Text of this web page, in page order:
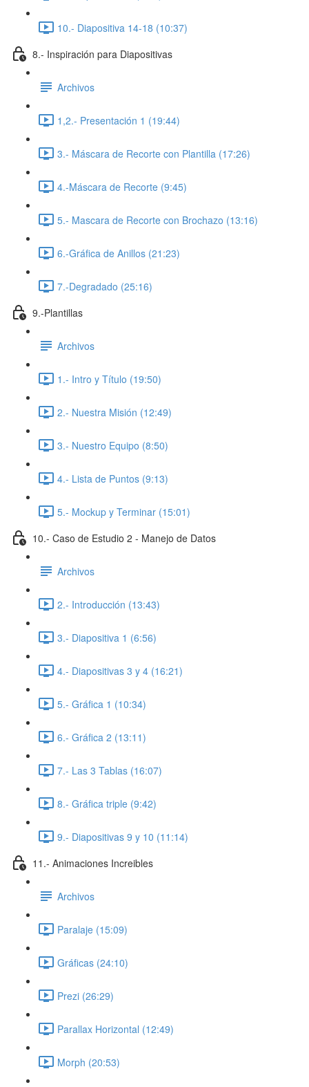
10.- Diapositiva 14-18 (10:37)
8.- Inspiración para Diapositivas
Archivos
1,2.- Presentación 1 (19:44)
3.- Máscara de Recorte con Plantilla (17:26)
4.-Máscara de Recorte (9:45)
5.- Mascara de Recorte con Brochazo (13:16)
6.-Gráfica de Anillos (21:23)
7.-Degradado (25:16)
9.-Plantillas
Archivos
1.- Intro y Título (19:50)
2.- Nuestra Misión (12:49)
3.- Nuestro Equipo (8:50)
4.- Lista de Puntos (9:13)
5.- Mockup y Terminar (15:01)
10.- Caso de Estudio 2 - Manejo de Datos
Archivos
2.- Introducción (13:43)
3.- Diapositiva 1 (6:56)
4.- Diapositivas 3 y 4 (16:21)
5.- Gráfica 1 (10:34)
6.- Gráfica 2 (13:11)
7.- Las 3 Tablas (16:07)
8.- Gráfica triple (9:42)
9.- Diapositivas 9 y 10 (11:14)
11.- Animaciones Increibles
Archivos
Paralaje (15:09)
Gráficas (24:10)
Prezi (26:29)
Parallax Horizontal (12:49)
Morph (20:53)